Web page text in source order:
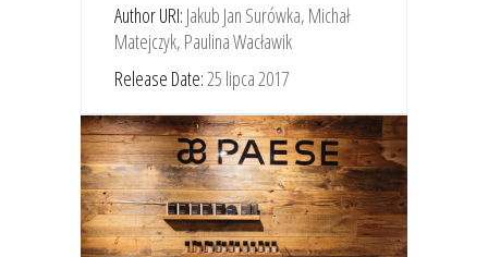
Author URI: Jakub Jan Surówka, Michał
Matejczyk, Paulina Wacławik
Release Date:25 lipca 2017